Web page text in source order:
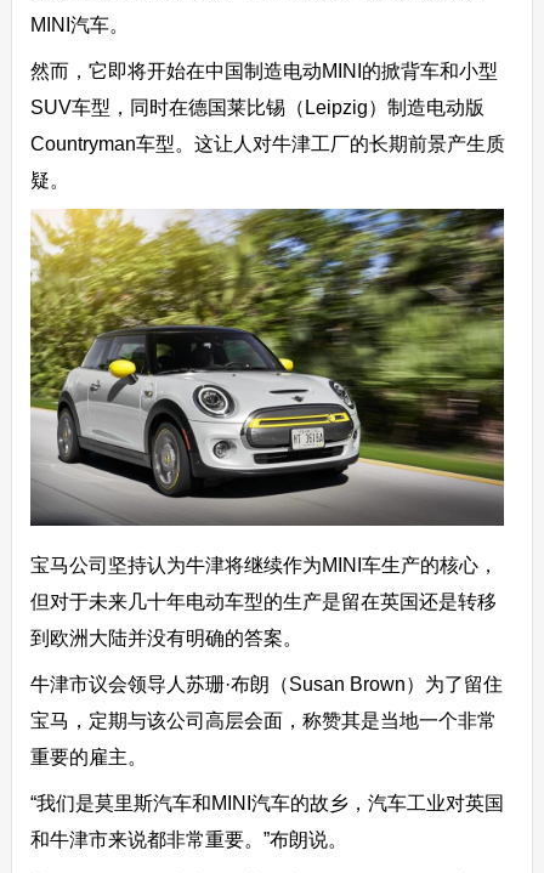
MINI汽车。
然而，它即将开始在中国制造电动MINI的掀背车和小型
SUV车型，同时在德国莱比锡（Leipzig）制造电动版
Countryman车型。这让人对牛津工厂的长期前景产生质
疑。
宝马公司坚持认为牛津将继续作为MINI车生产的核心，
但对于未来几十年电动车型的生产是留在英国还是转移
到欧洲大陆并没有明确的答案。
牛津市议会领导人苏珊·布朗（Susan Brown）为了留住
宝马，定期与该公司高层会面，称赞其是当地一个非常
重要的雇主。
“我们是莫里斯汽车和MINI汽车的故乡，汽车工业对英国
和牛津市来说都非常重要。”布朗说。